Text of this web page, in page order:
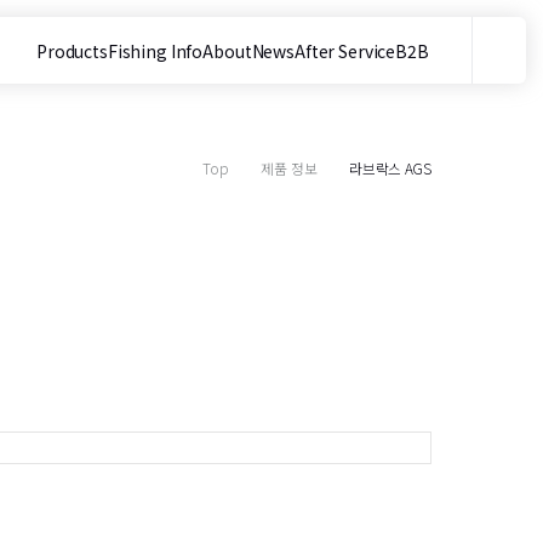
ProductsFishing InfoAboutNewsAfter ServiceB2B
이트 내 검색
Top 제품 정보 라브락스 AGS